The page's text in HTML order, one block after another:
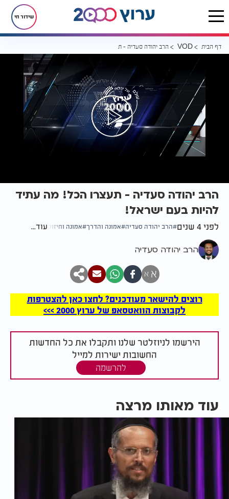
שידור חי
דף הבית VOD הרב יהודה סעדיה - תעצרו הכל! מה עתיד להיות בעם ישראל!
הרב יהודה סעדיה - תעצרו הכל! מה עתיד
להיות בעם ישראל!
לפני 4 שנים הרב יהודה סעדיה אמונה והדרך אמונה וחיזוק עוד...
הרב יהודה סעדיה
א א
רוצים להישאר מעודכנים? לחצו כאן להצטרפות
לקבוצות הוואטסאפ של ערוץ 2000 >>>
הירשמו לניוזלטר שלנו ותקבלו את כל החדשות
החשובות ישירות למייל
להרשמה
עוד מאותו מרצה